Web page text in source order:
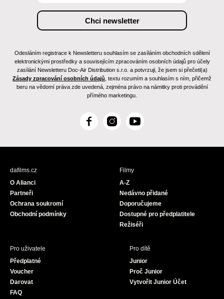
Odesláním registrace k Newsletteru souhlasím se zasíláním obchodních sdělení
elektronickými prostředky a souvisejícím zpracováním osobních údajů pro účely
zasílání Newsletteru Doc-Air Distribution s.r.o. a potvrzuji, že jsem si přečetl(a)
Zásady zpracování osobních údajů , textu rozumím a souhlasím s ním, přičemž
beru na vědomí práva zde uvedená, zejména právo na námitky proti provádění
přímého marketingu.
F
c
I
s
Y
u
dafilms.cz
O Alianci
Partneři
Ochrana soukromí
Obchodní podmínky
Filmy
A-Z
Nedávno přidané
Doporučujeme
Dostupné pro předplatitele
Režiséři
Pro uživatele
Předplatné
Voucher
Darovat
FAQ
Pro dítě
Junior
Proč Junior
Vytvořit Junior Účet